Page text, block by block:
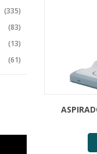
(335)
(83)
(13)
(61)